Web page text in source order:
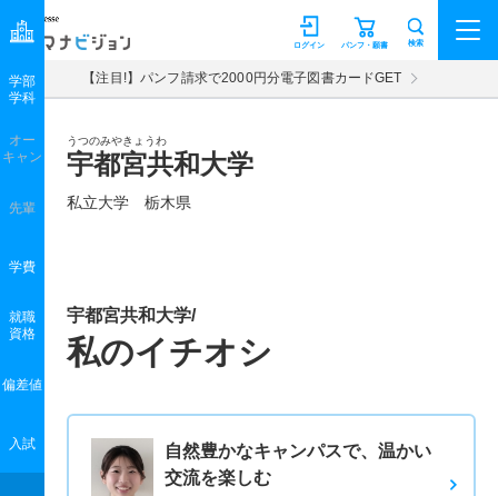
マナビジョン パンフ・願書
ログイン 検索
【注目!】パンフ請求で2000円分電子図書カードGET
うつのみやきょうわ
宇都宮共和大学
私立大学 栃木県
学部
学科
オー
キャン
先輩
学費
就職
資格
偏差値
入試
宇都宮共和大学/
私のイチオシ
自然豊かなキャンパスで、温かい
交流を楽しむ